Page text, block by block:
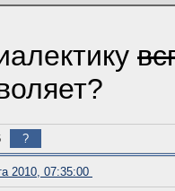
?
2010, 07:35:00